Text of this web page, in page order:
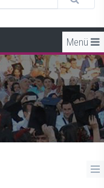
Menü